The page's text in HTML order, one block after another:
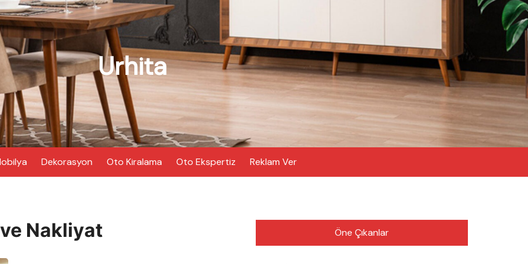
Urhita
Dekorasyon Oto Kiralama Oto Ekspertiz Reklam Ver
Nakliyat Öne Çıkanlar